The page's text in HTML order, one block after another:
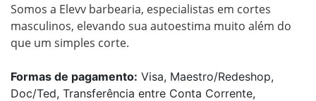
Somos a Elevv barbearia, especialistas em cortes
masculinos, elevando sua autoestima muito além do
que um simples corte.
Formas de pagamento: Visa, Maestro/Redeshop,
Doc/Ted, Transferência entre Conta Corrente,